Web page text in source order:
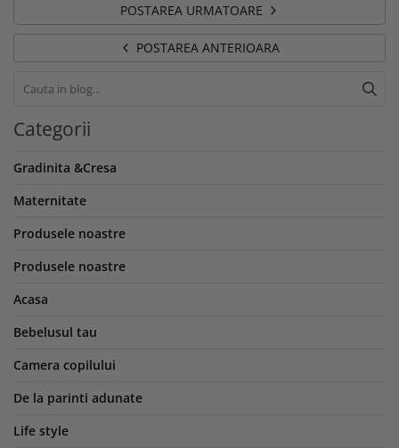
POSTAREA URMATOARE
POSTAREA ANTERIOARA
Categorii
Gradinita &Cresa
Maternitate
Produsele noastre
Produsele noastre
Acasa
Bebelusul tau
Camera copilului
De la parinti adunate
Life style